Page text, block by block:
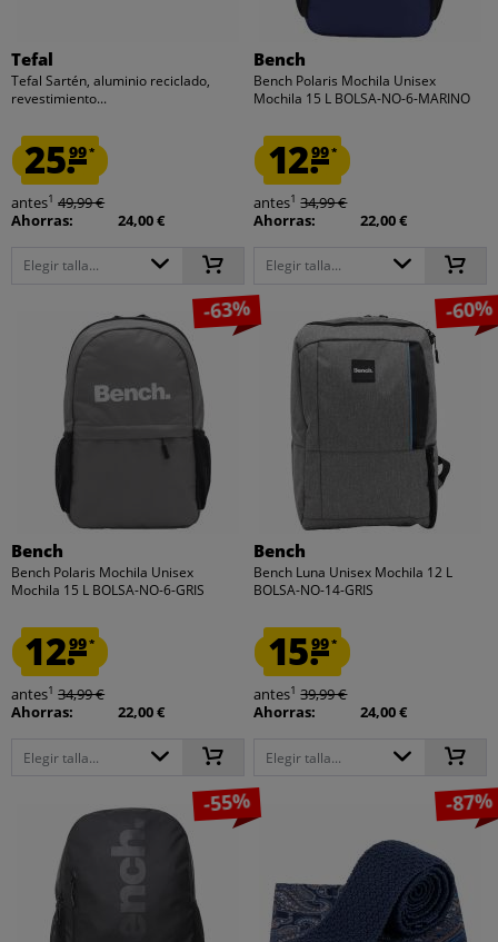
Tefal
Tefal Sartén, aluminio reciclado,
revestimiento...
25.99*
antes1 49,99 €
Ahorras:
24,00 €
Elegir talla...
Bench
Bench Polaris Mochila Unisex
Mochila 15 L BOLSA-NO-6-MARINO
12.99*
antes1 34,99 €
Ahorras:
22,00 €
Elegir talla...
-63%
Bench
Bench Polaris Mochila Unisex
Mochila 15 L BOLSA-NO-6-GRIS
12.99*
antes1 34,99 €
Ahorras:
22,00 €
Elegir talla...
-60%
Bench
Bench Luna Unisex Mochila 12 L
BOLSA-NO-14-GRIS
15.99*
antes1 39,99 €
Ahorras:
24,00 €
Elegir talla...
-55% -87%